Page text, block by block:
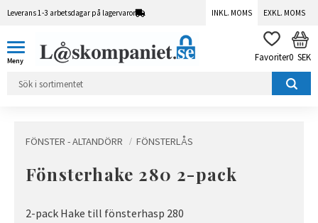
Leverans 1-3 arbetsdagar på lagervaror INKL. MOMS EXKL. MOMS
FAVORITER
0 SEK
FÖNSTER - ALTANDÖRR FÖNSTERLÅS
Fönsterhake 280 2-pack
2-pack Hake till fönsterhasp 280